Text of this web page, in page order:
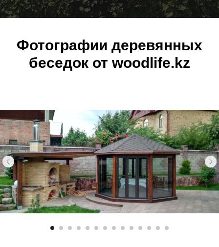
Фотографии деревянных
беседок от woodlife.kz